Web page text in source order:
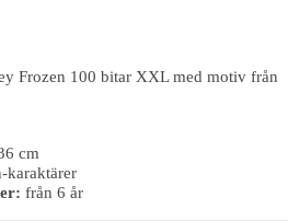
Frozen 100 bitar XXL med motiv från
cm
karaktärer
från 6 år